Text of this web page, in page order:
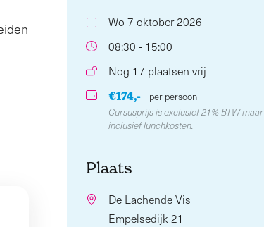
Wo 7 oktober 2026
08:30 - 15:00
Nog 17 plaatsen vrij
€174,-
per persoon
Cursusprijs is exclusief 21% BTW maar
inclusief lunchkosten.
Plaats
De Lachende Vis
Empelsedijk 21